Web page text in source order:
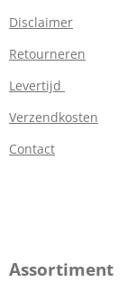
Disclaimer
Retourneren
Levertijd
Verzendkosten
Contact
Assortiment